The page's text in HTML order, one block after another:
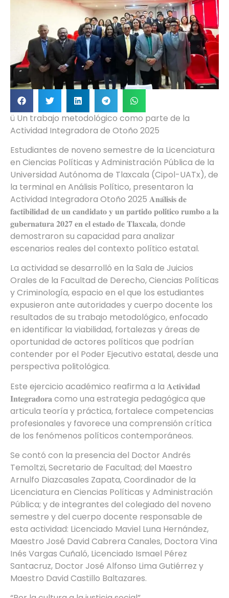
ü Un trabajo metodológico como parte de la
Actividad Integradora de Otoño 2025
Estudiantes de noveno semestre de la Licenciatura
en Ciencias Políticas y Administración Pública de la
Universidad Autónoma de Tlaxcala (Cipol-UATx), de
la terminal en Análisis Político, presentaron la
Actividad Integradora Otoño 2025 𝐀𝐧𝐚́𝐥𝐢𝐬𝐢𝐬 𝐝𝐞
𝐟𝐚𝐜𝐭𝐢𝐛𝐢𝐥𝐢𝐝𝐚𝐝 𝐝𝐞 𝐮𝐧 𝐜𝐚𝐧𝐝𝐢𝐝𝐚𝐭𝐨 𝐲 𝐮𝐧 𝐩𝐚𝐫𝐭𝐢𝐝𝐨 𝐩𝐨𝐥𝐢́𝐭𝐢𝐜𝐨 𝐫𝐮𝐦𝐛𝐨 𝐚 𝐥𝐚
𝐠𝐮𝐛𝐞𝐫𝐧𝐚𝐭𝐮𝐫𝐚 𝟐𝟎𝟐𝟕 𝐞𝐧 𝐞𝐥 𝐞𝐬𝐭𝐚𝐝𝐨 𝐝𝐞 𝐓𝐥𝐚𝐱𝐜𝐚𝐥𝐚, donde
demostraron su capacidad para analizar
escenarios reales del contexto político estatal.
La actividad se desarrolló en la Sala de Juicios
Orales de la Facultad de Derecho, Ciencias Políticas
y Criminología, espacio en el que los estudiantes
expusieron ante autoridades y cuerpo docente los
resultados de su trabajo metodológico, enfocado
en identificar la viabilidad, fortalezas y áreas de
oportunidad de actores políticos que podrían
contender por el Poder Ejecutivo estatal, desde una
perspectiva politológica.
Este ejercicio académico reafirma a la 𝐀𝐜𝐭𝐢𝐯𝐢𝐝𝐚𝐝
𝐈𝐧𝐭𝐞𝐠𝐫𝐚𝐝𝐨𝐫𝐚 como una estrategia pedagógica que
articula teoría y práctica, fortalece competencias
profesionales y favorece una comprensión crítica
de los fenómenos políticos contemporáneos.
Se contó con la presencia del Doctor Andrés
Temoltzi, Secretario de Facultad; del Maestro
Arnulfo Diazcasales Zapata, Coordinador de la
Licenciatura en Ciencias Políticas y Administración
Pública; y de integrantes del colegiado del noveno
semestre y del cuerpo docente responsable de
esta actividad: Licenciado Maviel Luna Hernández,
Maestro José David Cabrera Canales, Doctora Vina
Inés Vargas Cuñaló, Licenciado Ismael Pérez
Santacruz, Doctor José Alfonso Lima Gutiérrez y
Maestro David Castillo Baltazares.